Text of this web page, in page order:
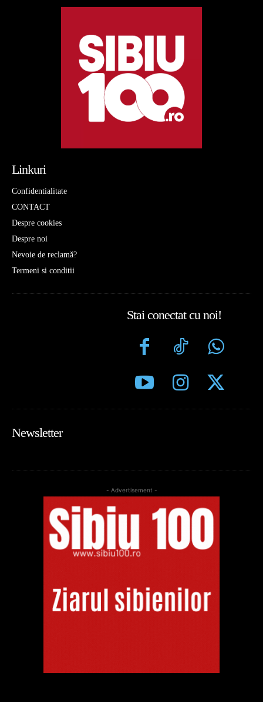
Linkuri
Confidentialitate
CONTACT
Despre cookies
Despre noi
Nevoie de reclamă?
Termeni si conditii
Stai conectat cu noi!
Newsletter
- Advertisement -